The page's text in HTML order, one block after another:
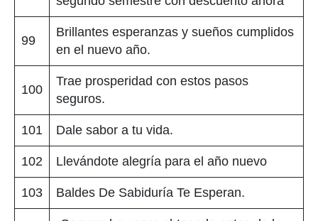
99
Brillantes esperanzas y sueños cumplidos
en el nuevo año.
100
Trae prosperidad con estos pasos
seguros.
101 Dale sabor a tu vida.
102 Llevándote alegría para el año nuevo
103 Baldes De Sabiduría Te Esperan.